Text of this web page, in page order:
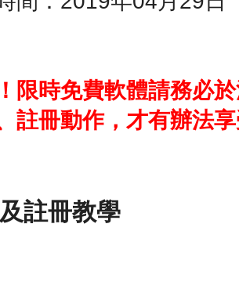
限時免費軟體請務必
註冊動作，才有辦法
註冊教學